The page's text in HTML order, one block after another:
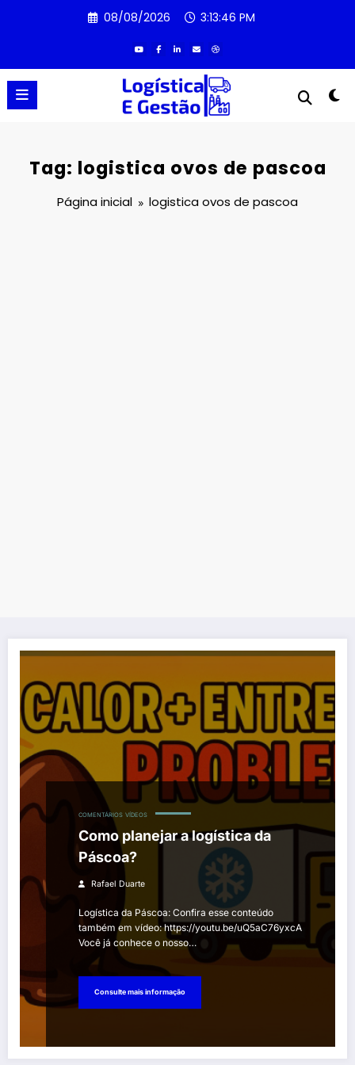
08/08/2026 3:13:46 PM
Tag: logistica ovos de pascoa
Página inicial logistica ovos de pascoa
COMENTÁRIOS VÍDEOS
Como planejar a logística da
Páscoa?
Rafael Duarte
Logística da Páscoa: Confira esse conteúdo
também em vídeo: https://youtu.be/uQ5aC76yxcA
Você já conhece o nosso…
Consulte mais informação